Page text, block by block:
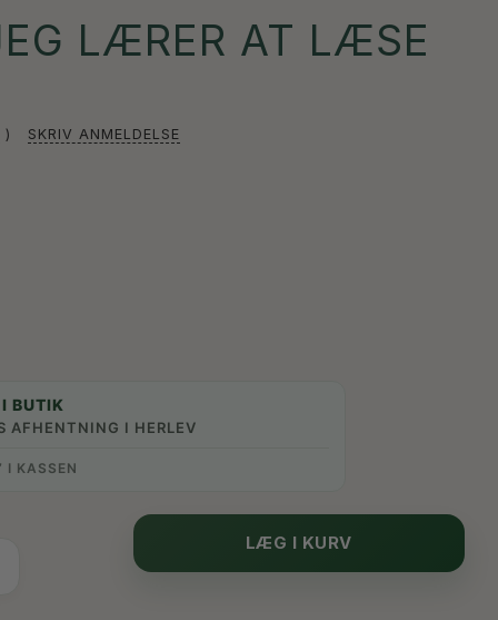
LÆRER AT LÆSE
SKRIV ANMELDELSE
BUTIK
AFHENTNING I HERLEV
I KASSEN
LÆG I KURV